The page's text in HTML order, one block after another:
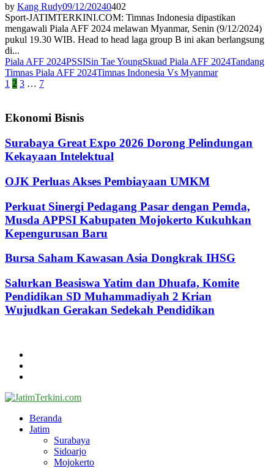
by Kang Rudy09/12/20240402
Sport-JATIMTERKINI.COM: Timnas Indonesia dipastikan
mengawali Piala AFF 2024 melawan Myanmar, Senin (9/12/2024)
pukul 19.30 WIB. Head to head laga group B ini akan berlangsung
di...
Piala AFF 2024PSSISin Tae YoungSkuad Piala AFF 2024Tandang
Timnas Piala AFF 2024Timnas Indonesia Vs Myanmar
Paginasi
1 2 3 … 7
Ekonomi Bisnis
Surabaya Great Expo 2026 Dorong Pelindungan
Kekayaan Intelektual
OJK Perluas Akses Pembiayaan UMKM
Perkuat Sinergi Pedagang Pasar dengan Pemda,
Musda APPSI Kabupaten Mojokerto Kukuhkan
Kepengurusan Baru
Bursa Saham Kawasan Asia Dongkrak IHSG
Salurkan Beasiswa Yatim dan Dhuafa, Komite
Pendidikan SD Muhammadiyah 2 Krian
Wujudkan Gerakan Sedekah Pendidikan
Beranda
Jatim
Surabaya
Sidoarjo
Mojokerto